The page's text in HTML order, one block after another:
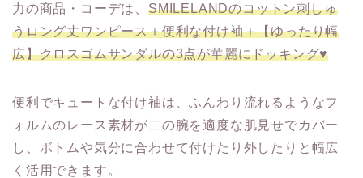
力の商品・コーデは、 SMILELANDのコットン刺しゅ
うロング丈ワンピース＋便利な付け袖＋【ゆったり幅
広】クロスゴムサンダルの3点が華麗にドッキング♥
便利でキュートな付け袖は、ふんわり流れるようなフ
ォルムのレース素材が二の腕を適度な肌見せでカバー
し、ボトムや気分に合わせて付けたり外したりと幅広
く活用できます。